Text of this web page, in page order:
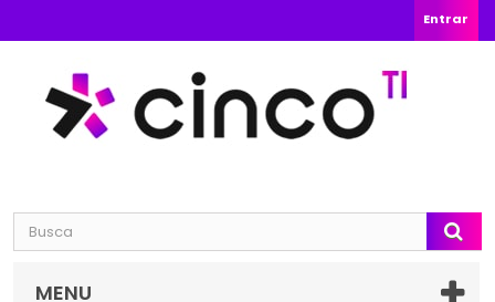
Entrar
MENU